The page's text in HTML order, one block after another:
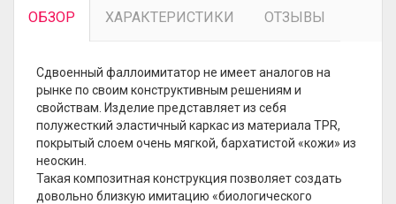
ОБЗОР ХАРАКТЕРИСТИКИ ОТЗЫВЫ
Сдвоенный фаллоимитатор не имеет аналогов на
рынке по своим конструктивным решениям и
свойствам. Изделие представляет из себя
полужесткий эластичный каркас из материала TPR,
покрытый слоем очень мягкой, бархатистой «кожи» из
неоскин.
Такая композитная конструкция позволяет создать
довольно близкую имитацию «биологического